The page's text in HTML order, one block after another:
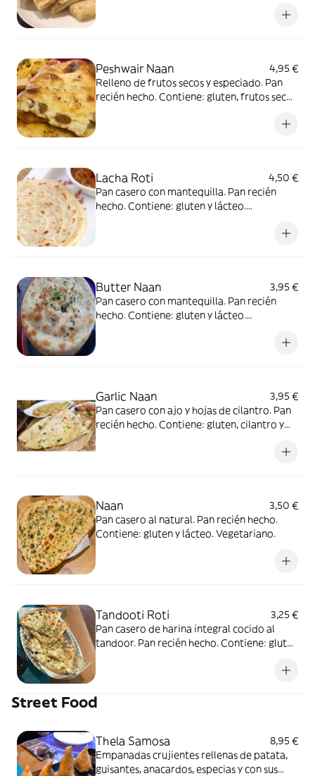
Peshwair Naan
4,95 €
Relleno de frutos secos y especiado. Pan
recién hecho. Contiene: gluten, frutos secos
Lacha Roti
4,50 €
Pan casero con mantequilla. Pan recién
hecho. Contiene: gluten y lácteo.
Butter Naan
3,95 €
Pan casero con mantequilla. Pan recién
hecho. Contiene: gluten y lácteo.
Garlic Naan
3,95 €
Pan casero con ajo y hojas de cilantro. Pan
recién hecho. Contiene: gluten, cilantro y
Naan
3,50 €
Pan casero al natural. Pan recién hecho.
Contiene: gluten y lácteo. Vegetariano.
Tandooti Roti
3,25 €
Pan casero de harina integral cocido al
tandoor. Pan recién hecho. Contiene: gluten
Street Food
Thela Samosa
8,95 €
Empanadas crujientes rellenas de patata,
guisantes, anacardos, especias y con sus